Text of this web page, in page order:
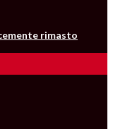
rimasto